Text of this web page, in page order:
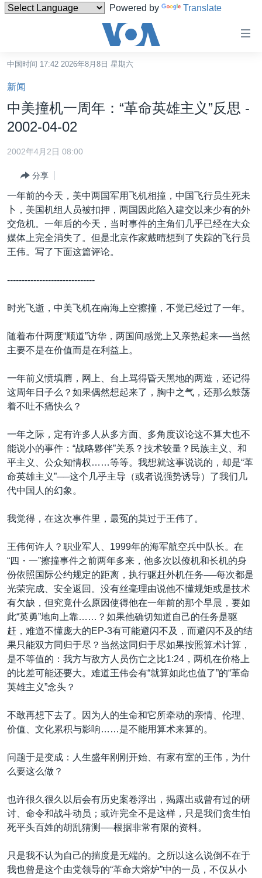
Powered by Translate
碍
链
接
转
内
转
导
航
跳
到
索
国际
最新国际新闻
印太
中东
美洲
全球议题
分类新闻
经济·金融·贸易
人权·法律·宗教
劳工
环境
美中关系
热点专题
美中关系
美国建国250周年
埃博拉疫情
美国之音专访
重要讲话与声明
台海两岸关系
南中国海争端
关注西藏
关注新疆
GEN Z 看美国
中文广播
关注我们
中国时间 17:42 2026年8月8日 星期六
新闻
中美撞机一周年：“革命英雄主义”反思 -
2002-04-02
2002年4月2日 08:00
分享
一年前的今天，美中两国军用飞机相撞，中国飞行员生死未
卜，美国机组人员被扣押，两国因此陷入建交以来少有的外
交危机。一年后的今天，当时事件的主角们几乎已经在大众
媒体上完全消失了。但是北京作家戴晴想到了失踪的飞行员
王伟。写了下面这篇评论。
------------------------------
时光飞逝，中美飞机在南海上空擦撞，不觉已经过了一年。
随着布什两度“顺道”访华，两国间感觉上又亲热起来──当然
主要不是在价值而是在利益上。
一年前义愤填膺，网上、台上骂得昏天黑地的两造，还记得
这周年日子么？如果偶然想起来了，胸中之气，还那么鼓荡
着不吐不痛快么？
一年之际，定有许多人从多方面、多角度议论这不算大也不
能说小的事件：“战略夥伴”关系？技术较量？民族主义、和
平主义、公众知情权……等等。我想就这事说说的，却是“革
命英雄主义”──这个几乎主导（或者说强势诱导）了我们几
代中国人的幻象。
我觉得，在这次事件里，最冤的莫过于王伟了。
王伟何许人？职业军人、1999年的海军航空兵中队长。在
“四・一”擦撞事件之前两年多来，他多次以僚机和长机的身
份依照国际公约规定的距离，执行驱赶外机任务──每次都是
光荣完成、安全返回。没有丝毫理由说他不懂规矩或是技术
有欠缺，但究竟什么原因使得他在一年前的那个早晨，要如
此“英勇”地向上靠……？如果他确切知道自己的任务是驱
赶，难道不懂庞大的EP-3有可能避闪不及，而避闪不及的结
果只能双方同归于尽？当然这同归于尽如果按照算术计算，
是不等值的：我方与敌方人员伤亡之比1:24，两机在价格上
的比差可能还要大。难道王伟会有“就算如此也值了”的“革命
英雄主义”念头？
不敢再想下去了。因为人的生命和它所牵动的亲情、伦理、
价值、文化累积与影响……是不能用算术来算的。
问题于是变成：人生盛年刚刚开始、有家有室的王伟，为什
么要这么做？
也许很久很久以后会有历史案卷浮出，揭露出或曾有过的研
讨、命令和战斗动员；或许完全不是这样，只是我们贪生怕
死平头百姓的胡乱猜测──根据非常有限的资料。
只是我不认为自己的揣度是无端的。之所以这么说倒不在于
我也曾是这个由党领导的“革命大熔炉”中的一员，不仅从小